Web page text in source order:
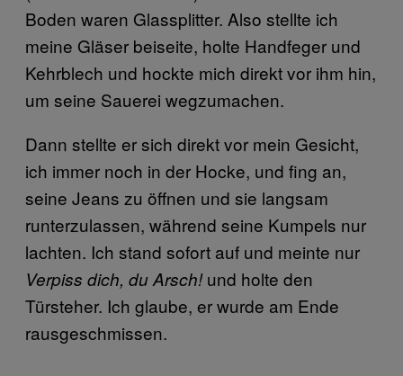
Boden waren Glassplitter. Also stellte ich
meine Gläser beiseite, holte Handfeger und
Kehrblech und hockte mich direkt vor ihm hin,
um seine Sauerei wegzumachen.
Dann stellte er sich direkt vor mein Gesicht,
ich immer noch in der Hocke, und fing an,
seine Jeans zu öffnen und sie langsam
runterzulassen, während seine Kumpels nur
lachten. Ich stand sofort auf und meinte nur
Verpiss dich, du Arsch!und holte den
Türsteher. Ich glaube, er wurde am Ende
rausgeschmissen.